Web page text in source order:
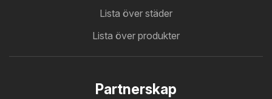
Lista över städer
Lista över produkter
Partnerskap